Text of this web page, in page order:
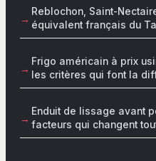
Reblochon, Saint-
équivalent français du
Frigo américain à prix
les critères qui font la
Enduit de lissage avant
facteurs qui changent